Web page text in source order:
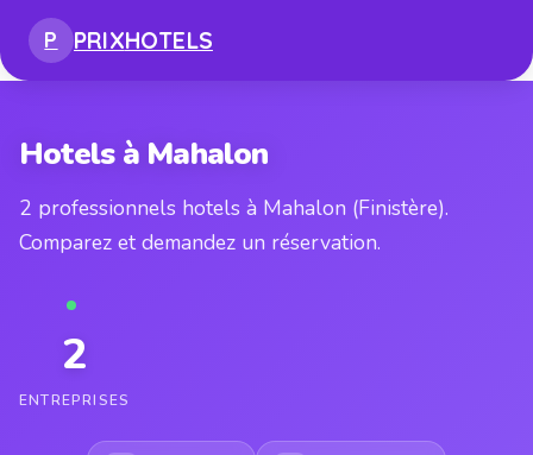
P PRIXHOTELS
Hotels à Mahalon
2 professionnels hotels à Mahalon (Finistère).
Comparez et demandez un réservation.
2
ENTREPRISES